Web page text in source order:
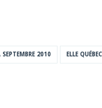
SEPTEMBRE 2010 ELLE QUÉBEC